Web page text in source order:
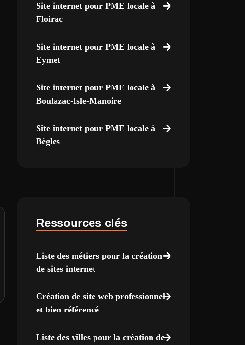
Site internet pour PME locale à
Floirac
Site internet pour PME locale à
Eymet
Site internet pour PME locale à
Boulazac-Isle-Manoire
Site internet pour PME locale à
Bègles
Ressources clés
Liste des métiers pour la création
de sites internet
Création de site web professionnel
et bien référencé
Liste des villes pour la création de